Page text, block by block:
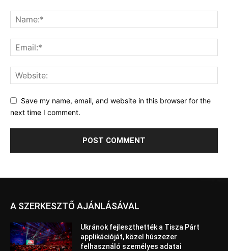
Save my name, email, and website in this browser for the
next time I comment.
A SZERKESZTŐ AJÁNLÁSÁVAL
Ukránok fejleszthették a Tisza Párt
applikációját, közel húszezer
felhasználó személyes adatai